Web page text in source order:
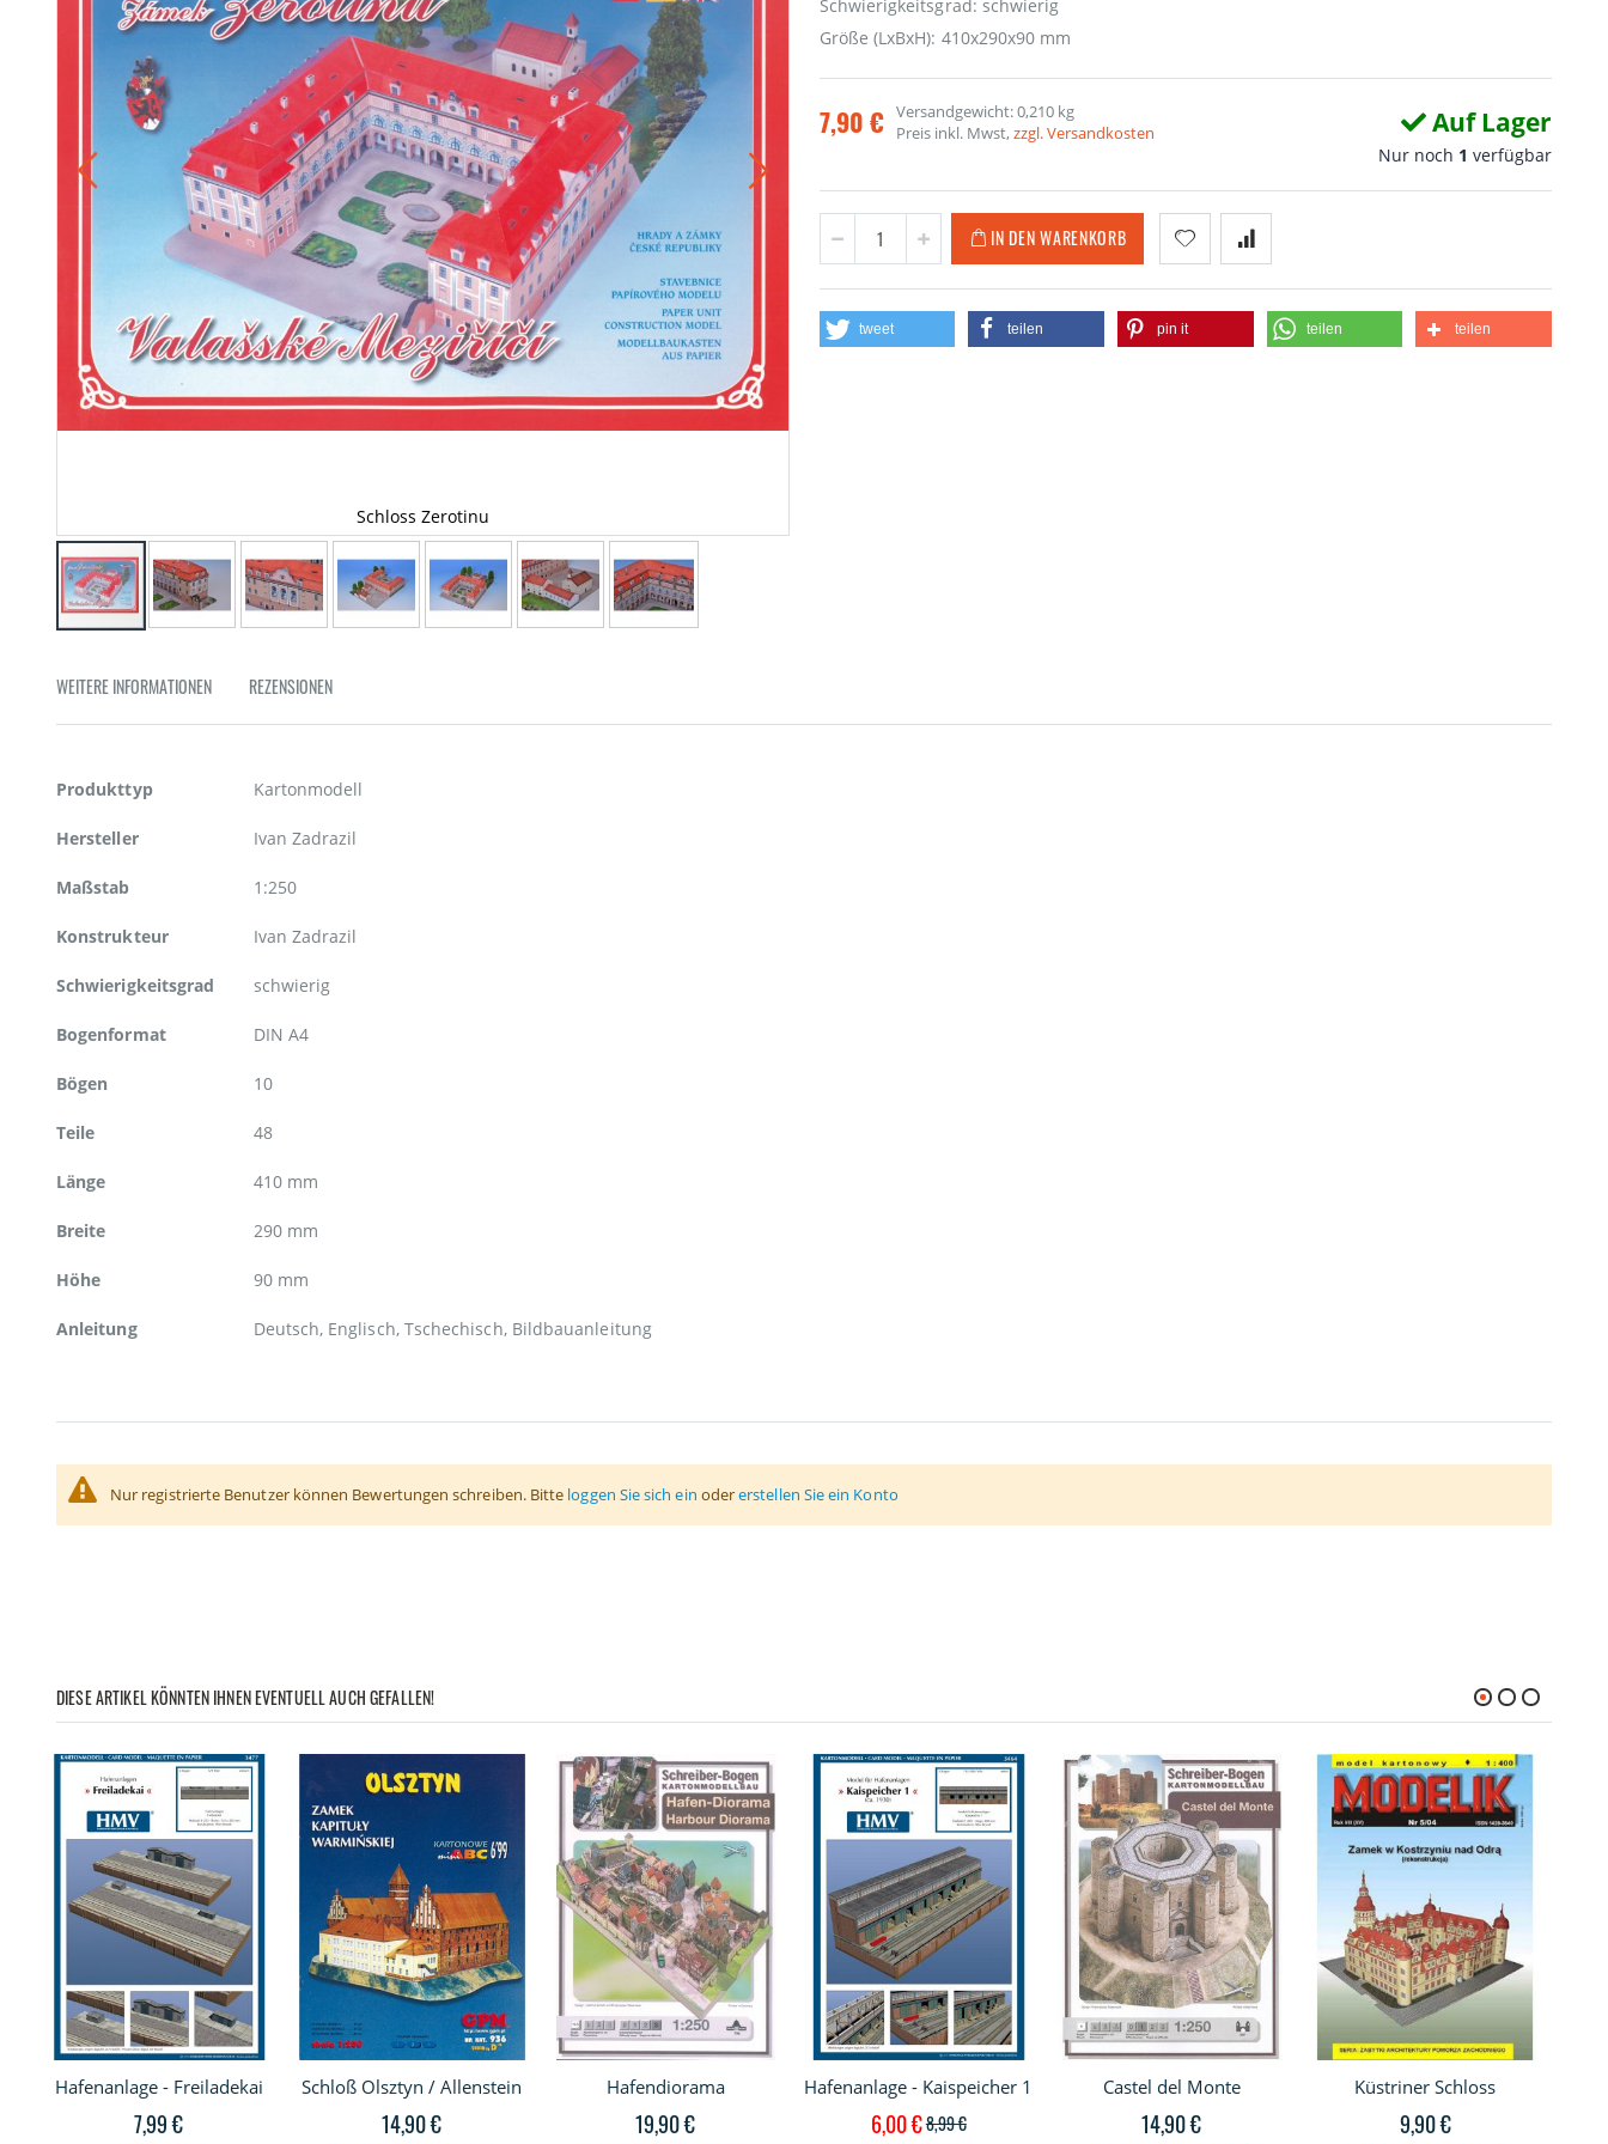
Schloss Zerotinu
der
springen
Schwierigkeitsgrad: schwierig
Größe (LxBxH): 410x290x90 mm
7,90 € Versandgewicht: 0,210 kg
Preis inkl. Mwst,zzgl. Versandkosten Auf Lager
Nur noch 1 verfügbar
IN DEN WARENKORB
tweet teilen pin it teilen teilen
WEITERE INFORMATIONEN REZENSIONEN
Weitere
Produkttyp Kartonmodell
Hersteller Ivan Zadrazil
Maßstab 1:250
Konstrukteur Ivan Zadrazil
Schwierigkeitsgrad schwierig
Bogenformat DIN A4
Bögen 10
Teile 48
Länge 410 mm
Breite 290 mm
Höhe 90 mm
Anleitung Deutsch, Englisch, Tschechisch, Bildbauanleitung
Nur registrierte Benutzer können Bewertungen schreiben. Bitte loggen Sie sich ein odererstellen Sie ein Konto
DIESE ARTIKEL KÖNNTEN IHNEN EVENTUELL AUCH GEFALLEN!
Hafenanlage - Freiladekai
7,99 €
Schloß Olsztyn / Allenstein
14,90 €
Hafendiorama
19,90 €
Hafenanlage - Kaispeicher 1
Sonderpreis
6,00 €8,99 €
Castel del Monte
14,90 €
Küstriner Schloss
9,90 €